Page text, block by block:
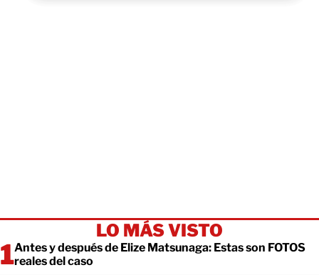
LO MÁS VISTO
Antes y después de Elize Matsunaga: Estas son FOTOS
reales del caso